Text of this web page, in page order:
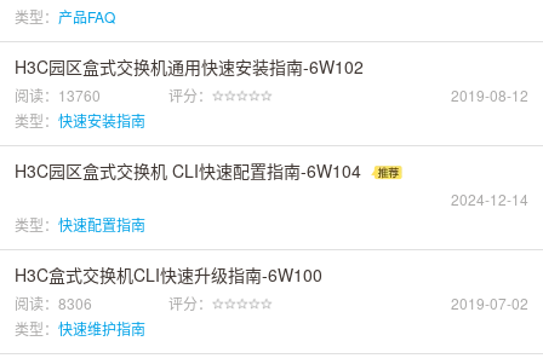
类型： 产品FAQ
H3C园区盒式交换机通用快速安装指南-6W102
阅读：13760 评分：
2019-08-12
类型： 快速安装指南
H3C园区盒式交换机 CLI快速配置指南-6W104
2024-12-14
类型： 快速配置指南
H3C盒式交换机CLI快速升级指南-6W100
阅读：8306 评分：
2019-07-02
类型： 快速维护指南